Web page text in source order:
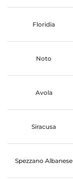
Floridia
Noto
Avola
Siracusa
Spezzano Albanese